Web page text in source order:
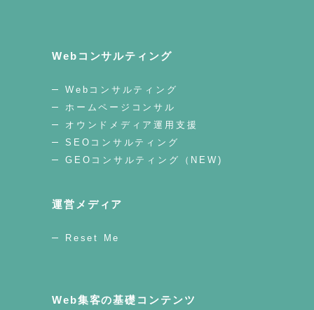
Webコンサルティング
Webコンサルティング
ホームページコンサル
オウンドメディア運用支援
SEOコンサルティング
GEOコンサルティング（NEW)
運営メディア
Reset Me
Web集客の基礎コンテンツ